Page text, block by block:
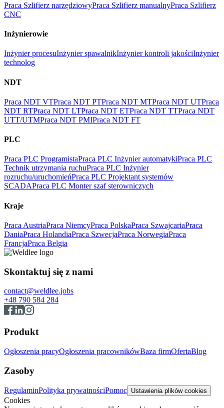
Praca Szlifierz narzędziowyPraca Szlifierz manualnyPraca Szlifierz
CNC
Inżynierowie
Inżynier procesuInżynier spawalnikInżynier kontroli jakościInżynier
technolog
NDT
Praca NDT VTPraca NDT PTPraca NDT MTPraca NDT UTPraca
NDT RTPraca NDT LTPraca NDT ETPraca NDT TTPraca NDT
UTT/UTMPraca NDT PMIPraca NDT FT
PLC
Praca PLC ProgramistaPraca PLC Inżynier automatykiPraca PLC
Technik utrzymania ruchuPraca PLC Inżynier
rozruchu/uruchomieńPraca PLC Projektant systemów
SCADAPraca PLC Monter szaf sterowniczych
Kraje
Praca AustriaPraca NiemcyPraca PolskaPraca SzwajcariaPraca
DaniaPraca HolandiaPraca SzwecjaPraca NorwegiaPraca
FrancjaPraca Belgia
Skontaktuj się z nami
contact@weldlee.jobs
+48 790 584 284
Produkt
Ogłoszenia pracyOgłoszenia pracownikówBaza firmOfertaBlog
Zasoby
RegulaminPolityka prywatnościPomoc Ustawienia plików cookies
Cookies